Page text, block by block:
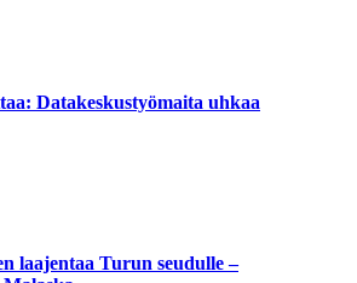
Datakeskustyömaita uhkaa
laajentaa Turun seudulle –